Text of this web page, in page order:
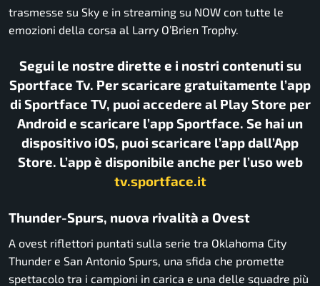
trasmesse su Sky e in streaming su NOW con tutte le
emozioni della corsa al Larry O’Brien Trophy.
Segui le nostre dirette e i nostri contenuti su
Sportface Tv. Per scaricare gratuitamente l’app
di Sportface TV, puoi accedere al Play Store per
Android e scaricare l’app Sportface. Se hai un
dispositivo iOS, puoi scaricare l’app dall’App
Store. L’app è disponibile anche per l’uso web
tv.sportface.it
Thunder-Spurs, nuova rivalità a Ovest
A ovest riflettori puntati sulla serie tra Oklahoma City
Thunder e San Antonio Spurs , una sfida che promette
spettacolo tra i campioni in carica e una delle squadre più